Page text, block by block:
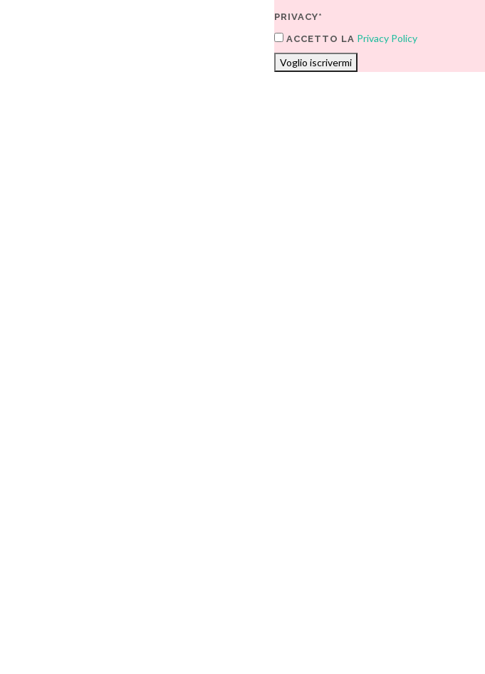
PRIVACY*
ACCETTO LA Privacy Policy
Voglio iscrivermi